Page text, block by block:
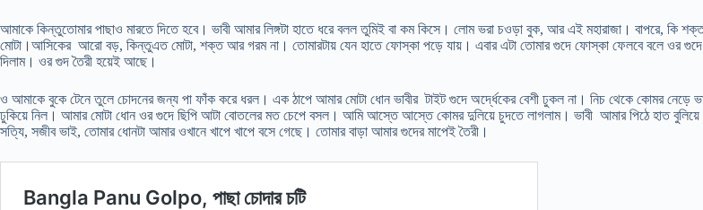
আমাকে কিন্তুতোমার পাছাও মারতে দিতে হবে। ভাবী আমার লিঙ্গটা হাতে ধরে বলল তুমিই বা কম কিসে। লোম ভরা চওড়া বুক, আর এই মহারাজা। বাপরে, কি
মোটা।আসিকের আরো বড়, কিন্তুএত মোটা, শক্ত আর গরম না। তোমারটায় যেন হাতে ফোস্কা পড়ে যায়। এবার এটা তোমার গুদে ফোস্কা ফেলবে বলে ওর
দিলাম। ওর গুদ তৈরী হয়েই আছে।
ও আমাকে বুকে টেনে তুলে চোদনের জন্য পা ফাঁক করে ধরল। এক ঠাপে আমার মোটা ধোন ভাবীর টাইট গুদে অর্দ্ধেকের বেশী ঢুকল না। নিচ থেকে কোমর নেড়ে
ঢুকিয়ে নিল। আমার মোটা ধোন ওর গুদে ছিপি আটা বোতলের মত চেপে বসল। আমি আস্তে আস্তে কোমর দুলিয়ে চুদতে লাগলাম। ভাবী আমার পিঠে হাত বুলিয়ে
সত্যি, সজীব ভাই, তোমার ধোনটা আমার ওখানে খাপে খাপে বসে গেছে। তোমার বাড়া আমার গুদের মাপেই তৈরী।